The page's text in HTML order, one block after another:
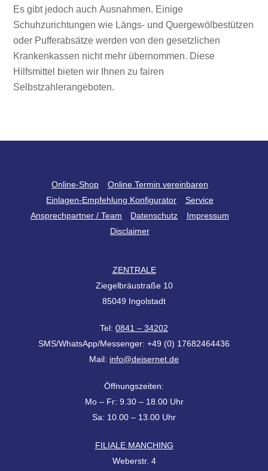
Es gibt jedoch auch Ausnahmen. Einige
Schuhzurichtungen wie Längs- und Quergewölbestützen
oder Pufferabsätze werden von den gesetzlichen
Krankenkassen nicht mehr übernommen. Diese
Hilfsmittel bieten wir Ihnen zu fairen
Selbstzahlerangeboten.
Top
Online-Shop
Online Termin vereinbaren
Einlagen-Empfehlung Konfigurator
Service
Ansprechpartner / Team
Datenschutz
Impressum
Disclaimer
ZENTRALE
Ziegelbräustraße 10
85049 Ingolstadt
Tel: 0841 – 34202
SMS/WhatsApp/Messenger: +49 (0) 17682464436
Mail: info@deisernet.de
Öffnungszeiten:
Mo – Fr: 9.30 – 18.00 Uhr
Sa: 10.00 – 13.00 Uhr
FILIALE MANCHING
Weberstr. 4